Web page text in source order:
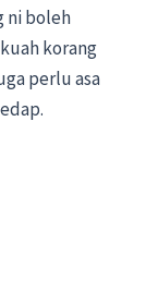
ni boleh
korang
perlu asa